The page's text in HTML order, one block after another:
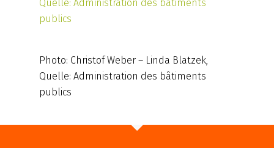
Photo: Christof Weber – Linda Blatzek,
Quelle: Administration des bâtiments
publics